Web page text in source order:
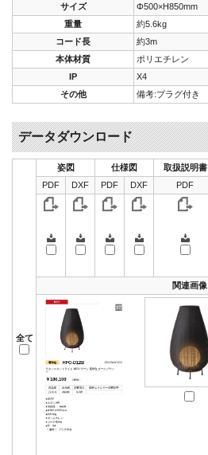
サイズ
Φ500×H850mm
重量
約5.6kg
コード長
約3m
本体材質
ポリエチレン
IP
X4
その他
備考:プラグ付き
データダウンロード
全て
姿図 仕様図 取扱説明書
PDF
DXF PDF DXF PDF
関連画像